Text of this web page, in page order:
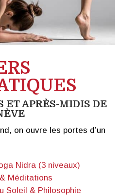
ET APRÈS-MIDIS DE
on ouvre les portes d’un
Nidra (3 niveaux)
Méditations
Soleil & Philosophie